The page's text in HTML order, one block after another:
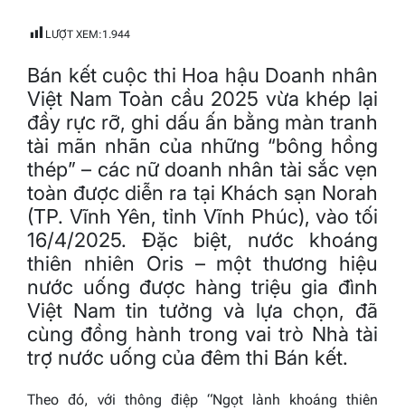
LƯỢT XEM:1.944
Bán kết cuộc thi Hoa hậu Doanh nhân
Việt Nam Toàn cầu 2025 vừa khép lại
đầy rực rỡ, ghi dấu ấn bằng màn tranh
tài mãn nhãn của những “bông hồng
thép” – các nữ doanh nhân tài sắc vẹn
toàn được diễn ra tại Khách sạn Norah
(TP. Vĩnh Yên, tỉnh Vĩnh Phúc), vào tối
16/4/2025. Đặc biệt, nước khoáng
thiên nhiên Oris – một thương hiệu
nước uống được hàng triệu gia đình
Việt Nam tin tưởng và lựa chọn, đã
cùng đồng hành trong vai trò Nhà tài
trợ nước uống của đêm thi Bán kết.
Theo đó, với thông điệp “Ngọt lành khoáng thiên